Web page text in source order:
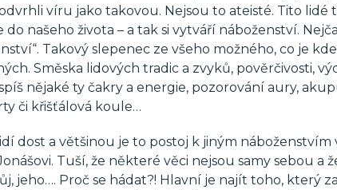
víru jako takovou. Nejsou to ateisté. Tito lidé
našeho života – a tak si vytváří náboženství.
Takový slepenec ze všeho možného, co je
Směska lidových tradic a zvyků, pověrčivosti,
nějaké ty čakry a energie, pozorování aury,
či křišťálová koule…
dost a většinou je to postoj k jiným
Tuší, že některé věci nejsou samy sebou a
jeho…. Proč se hádat?! Hlavní je najít toho, který